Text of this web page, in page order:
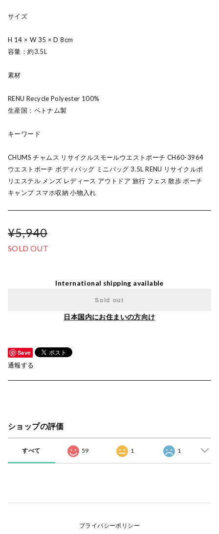
サイズ
H 14 × W 35 × D 8cm
容量：約3.5L
素材
RENU Recycle Polyester 100%
生産国：ベトナム製
キーワード
CHUMS チャムス リサイクルスモールウエストポーチ CH60-3964
ウエストポーチ ボディバッグ ミニバッグ 3.5L RENU リサイクルポ
リエステル メンズ レディース アウトドア 旅行 フェス 散歩 ポーチ
キャンプ スマホ収納 小物入れ
¥5,940
SOLD OUT
International shipping available
Sold out
日本国内にお住まいの方向け
Save
通報する
ショップの評価
すべて 59 1 1
プライバシーポリシー